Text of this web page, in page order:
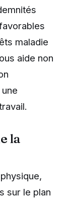
maladie
aide non
la
sur le plan